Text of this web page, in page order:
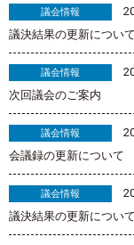
議会情報
議決結果の更新について
議会情報
次回議会のご案内
議会情報
会議録の更新について
議会情報
議決結果の更新について